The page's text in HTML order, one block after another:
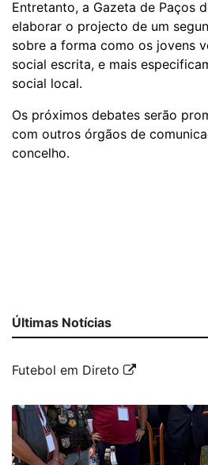
Entretanto, a Gazeta de Paços
elaborar o projecto de um
sobre a forma como os jovens
social escrita, e mais
social local.
Os próximos debates serão
com outros órgãos de
concelho.
Últimas Notícias
Futebol em Direto